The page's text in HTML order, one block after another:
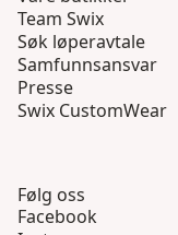
Team Swix
Søk løperavtale
Samfunnsansvar
Presse
Swix CustomWear
Følg oss
Facebook